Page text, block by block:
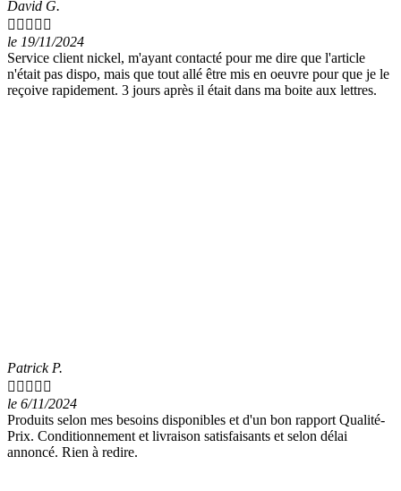
David G.
    
le 19/11/2024
Service client nickel, m'ayant contacté pour me dire que l'article
n'était pas dispo, mais que tout allé être mis en oeuvre pour que je le
reçoive rapidement. 3 jours après il était dans ma boite aux lettres.
Patrick P.
    
le 6/11/2024
Produits selon mes besoins disponibles et d'un bon rapport Qualité-
Prix. Conditionnement et livraison satisfaisants et selon délai
annoncé. Rien à redire.